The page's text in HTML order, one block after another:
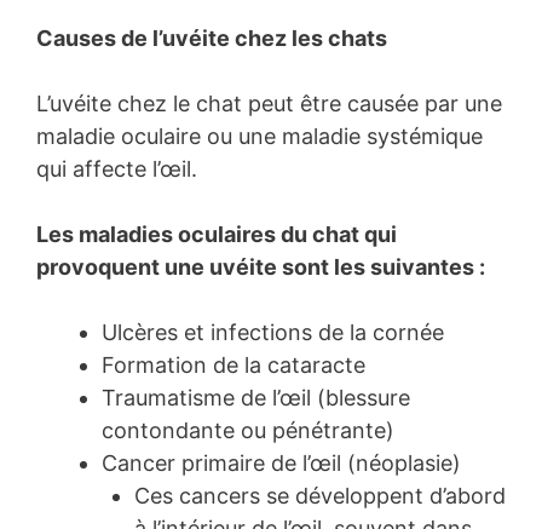
Causes de l’uvéite chez les chats
L’uvéite chez le chat peut être causée par une
maladie oculaire ou une maladie systémique
qui affecte l’œil.
Les maladies oculaires du chat qui
provoquent une uvéite sont les suivantes :
Ulcères et infections de la cornée
Formation de la cataracte
Traumatisme de l’œil (blessure
contondante ou pénétrante)
Cancer primaire de l’œil (néoplasie)
Ces cancers se développent d’abord